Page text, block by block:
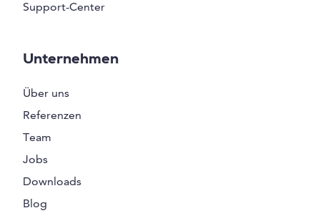
Support-Center
Unternehmen
Über uns
Referenzen
Team
Jobs
Downloads
Blog